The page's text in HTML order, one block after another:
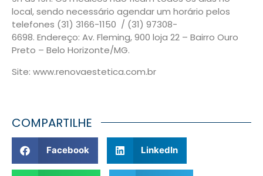
local, sendo necessário agendar um horário pelos
telefones (31) 3166-1150 / (31) 97308-
6698. Endereço: Av. Fleming, 900 loja 22 – Bairro Ouro
Preto – Belo Horizonte/MG.
Site: www.renovaestetica.com.br
COMPARTILHE
Facebook LinkedIn